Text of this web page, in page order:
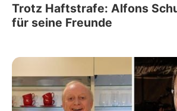
Trotz Haftstrafe: Alfons
für seine Freunde